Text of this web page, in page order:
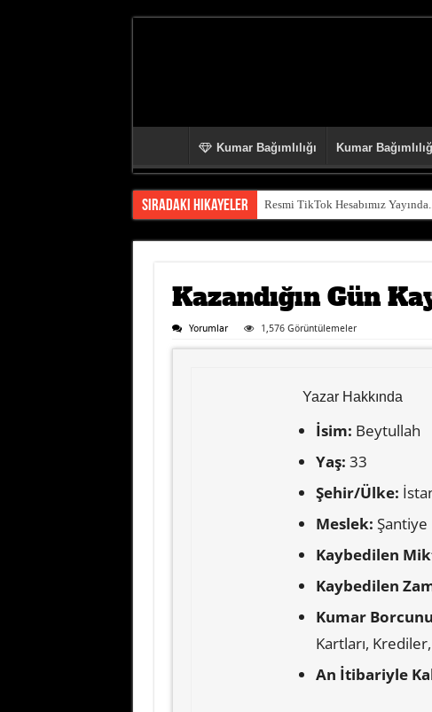
Kumar Bağımlılığı Kumar
Sıradaki Hikayeler Resmi TikTok Hesabımız
Kazandığın Gün
Yorumlar 1,576 Görüntülemeler
Yazar Hakkında
İsim: Beytullah
Yaş: 33
Şehir/Ülke:
Meslek: Şantiye
Kaybedilen
Kaybedilen
Kumar
Kartları,
An İtibariyle